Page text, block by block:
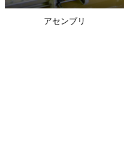
アセンブリ